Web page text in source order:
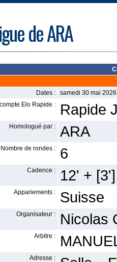
de ARA
Dates :
samedi 30 mai
Elo Rapide :
Rapide
Homologué par : ARA
Nombre de rondes : 6
Cadence : 12' + [3']
Appariements : Suisse
Organisateur : Nicolas
Arbitre :
Adresse :